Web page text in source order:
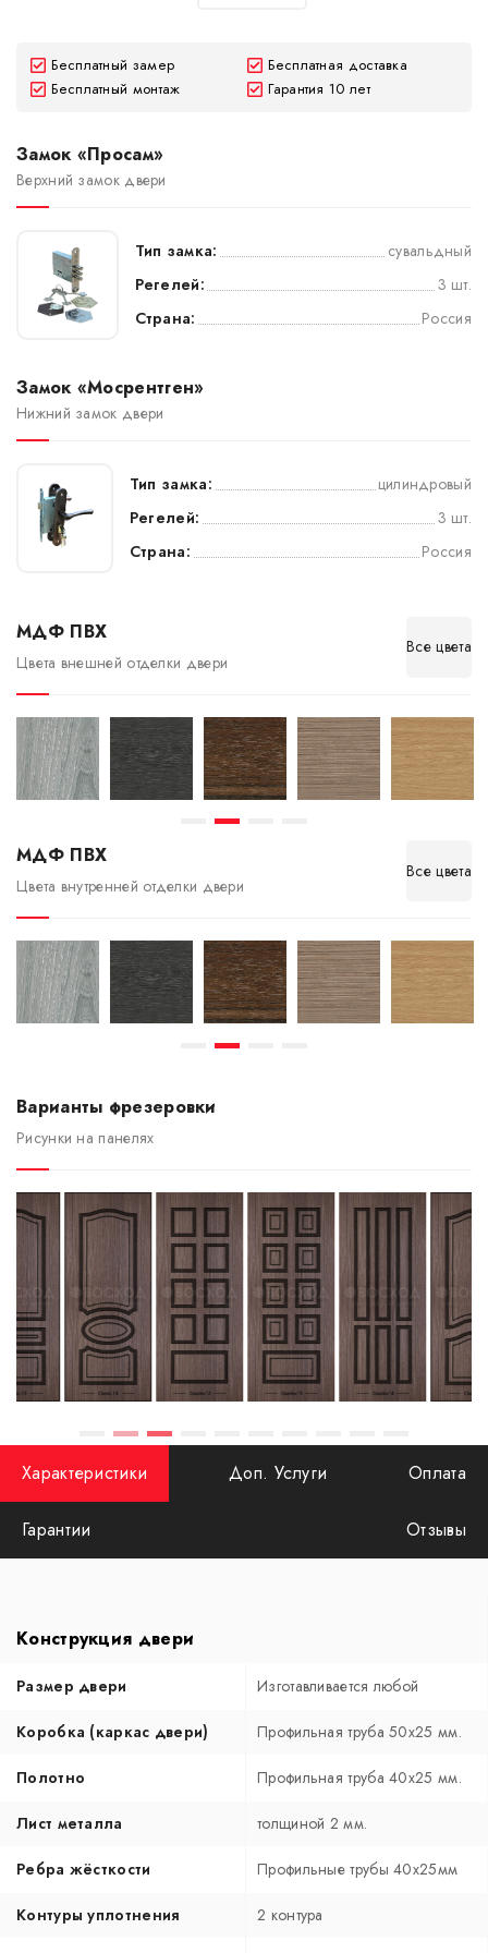
Бесплатный замер
Бесплатная доставка
Бесплатный монтаж
Гарантия 10 лет
Замок «Просам»
Верхний замок двери
Тип замка:
сувальдный
Регелей:
3 шт.
Страна:
Россия
Замок «Мосрентген»
Нижний замок двери
Тип замка:
цилиндровый
Регелей:
3 шт.
Страна:
Россия
МДФ ПВХ
Цвета внешней отделки двери
Все цвета
МДФ ПВХ
Цвета внутренней отделки двери
Все цвета
Варианты фрезеровки
Рисунки на панелях
Характеристики Доп. Услуги Оплата
Гарантии Отзывы
Конструкция двери
Размер двери Изготавливается любой
Коробка (каркас двери) Профильная труба 50х25 мм.
Полотно Профильная труба 40х25 мм.
Лист металла толщиной 2 мм.
Ребра жёсткости Профильные трубы 40х25мм
Контуры уплотнения 2 контура